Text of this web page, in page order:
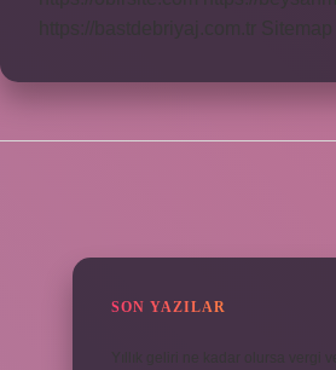
SON YAZILAR